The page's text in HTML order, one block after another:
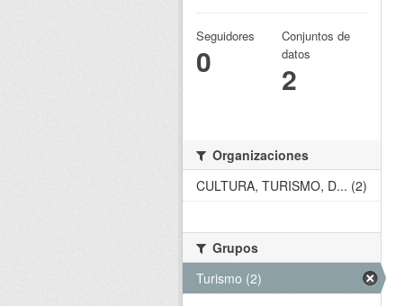
Seguidores
0
Conjuntos de
datos
2
Organizaciones
CULTURA, TURISMO, D... (2)
Grupos
Turismo (2)